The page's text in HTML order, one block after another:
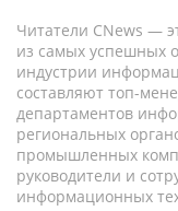
Читатели CNews —
из самых успешных
индустрии
составляют топ-
департаментов
региональных
промышленных
руководители и
информационных